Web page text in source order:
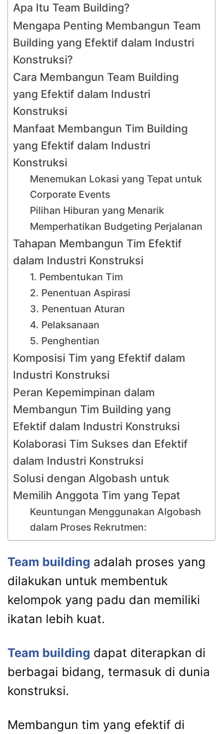
Apa Itu Team Building?
Mengapa Penting Membangun Team
Building yang Efektif dalam Industri
Konstruksi?
Cara Membangun Team Building
yang Efektif dalam Industri
Konstruksi
Manfaat Membangun Tim Building
yang Efektif dalam Industri
Konstruksi
Menemukan Lokasi yang Tepat untuk
Corporate Events
Pilihan Hiburan yang Menarik
Memperhatikan Budgeting Perjalanan
Tahapan Membangun Tim Efektif
dalam Industri Konstruksi
1. Pembentukan Tim
2. Penentuan Aspirasi
3. Penentuan Aturan
4. Pelaksanaan
5. Penghentian
Komposisi Tim yang Efektif dalam
Industri Konstruksi
Peran Kepemimpinan dalam
Membangun Tim Building yang
Efektif dalam Industri Konstruksi
Kolaborasi Tim Sukses dan Efektif
dalam Industri Konstruksi
Solusi dengan Algobash untuk
Memilih Anggota Tim yang Tepat
Keuntungan Menggunakan Algobash
dalam Proses Rekrutmen:
Team building adalah proses yang
dilakukan untuk membentuk
kelompok yang padu dan memiliki
ikatan lebih kuat.
Team building dapat diterapkan di
berbagai bidang, termasuk di dunia
konstruksi.
Membangun tim yang efektif di